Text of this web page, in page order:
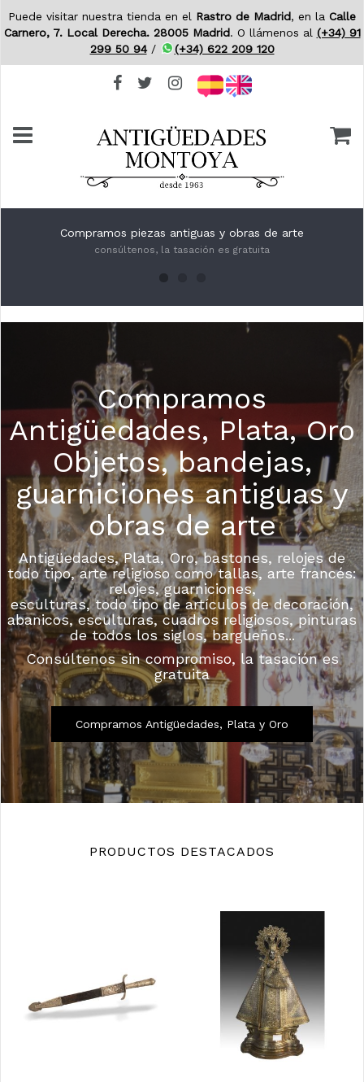
Puede visitar nuestra tienda en el Rastro de Madrid, en la Calle
Carnero, 7. Local Derecha. 28005 Madrid. O llámenos al (+34) 91
299 50 94/ (+34) 622 209 120
Compramos piezas antiguas y obras de arte
consúltenos, la tasación es gratuita
Tenemos 63 años de experiencia
en Arte y Antigüedades
Compramos
Antigüedades, Plata, Oro
Objetos, bandejas,
guarniciones antiguas y
obras de arte
Antigüedades, Plata, Oro, bastones, relojes de
todo tipo, arte religioso como tallas, arte francés:
relojes, guarniciones,
esculturas, todo tipo de artículos de decoración,
abanicos, esculturas, cuadros religiosos, pinturas
de todos los siglos, bargueños...
Consúltenos sin compromiso, la tasación es
gratuita
Compramos Antigüedades, Plata y Oro
PRODUCTOS DESTACADOS